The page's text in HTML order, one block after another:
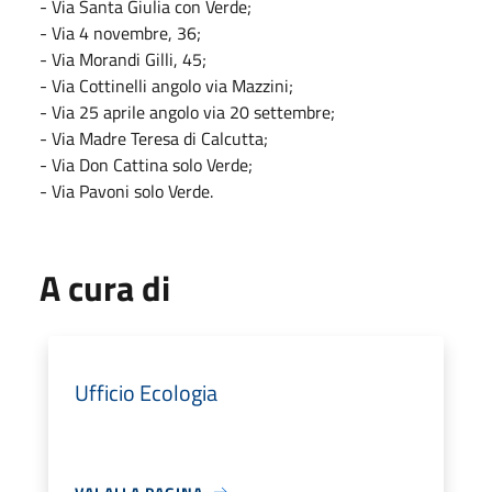
- Via Santa Giulia con Verde;
- Via 4 novembre, 36;
- Via Morandi Gilli, 45;
- Via Cottinelli angolo via Mazzini;
- Via 25 aprile angolo via 20 settembre;
- Via Madre Teresa di Calcutta;
- Via Don Cattina solo Verde;
- Via Pavoni solo Verde.
A cura di
Ufficio Ecologia